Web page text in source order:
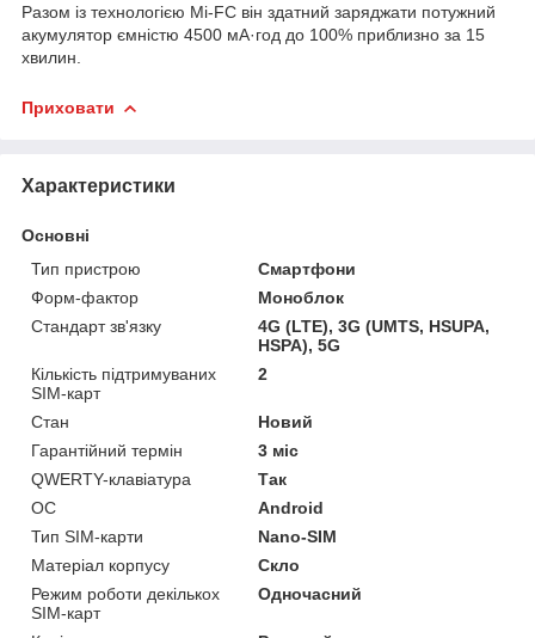
Разом із технологією Mi-FC він здатний заряджати потужний
акумулятор ємністю 4500 мА·год до 100% приблизно за 15
хвилин.
Приховати
Характеристики
Основні
Тип пристрою
Смартфони
Форм-фактор
Моноблок
Стандарт зв'язку
4G (LTE), 3G (UMTS, HSUPA,
HSPA), 5G
Кількість підтримуваних
SIM-карт
2
Стан
Новий
Гарантійний термін
3 міс
QWERTY-клавіатура
Так
ОС
Android
Тип SIM-карти
Nano-SIM
Матеріал корпусу
Скло
Режим роботи декількох
SIM-карт
Одночасний